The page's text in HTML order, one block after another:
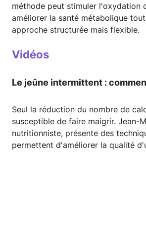
méthode peut stimuler l'oxydation
améliorer la santé métabolique
approche structurée mais flexible.
Vidéos
Le jeûne intermittent :
Seul la réduction du nombre de
susceptible de faire maigrir. Jean-
nutritionniste, présente des
permettent d'améliorer la qualité